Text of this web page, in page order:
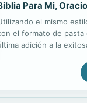
Para Mi,
el mismo
el formato de pasta
adición a la
más de veinte
oraciones cortas y
en una